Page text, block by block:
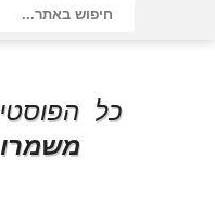
כל